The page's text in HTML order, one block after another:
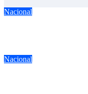
Nacional
Nacional